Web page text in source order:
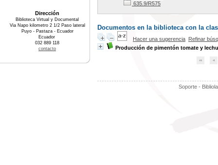
635.9/R575
Documentos en la biblioteca con la
Hacer una sugerencia Refinar
Producción de pimentón tomate y
Soporte -
Dirección
Biblioteca Virtual y Documental
Via Napo kilometro 2 1/2 Paso lateral
Puyo - Pastaza - Ecuador
Ecuador
032 889 118
contacto